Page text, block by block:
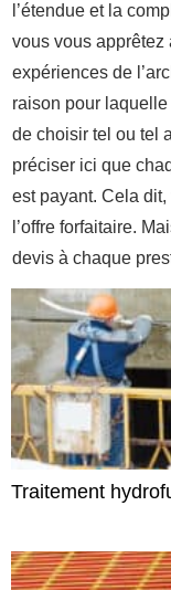
l’étendue et la
vous vous apprêtez
expériences de
raison pour
de choisir tel ou tel
préciser ici que
est payant. Cela
l’offre forfaitaire.
devis à chaque
Traitement